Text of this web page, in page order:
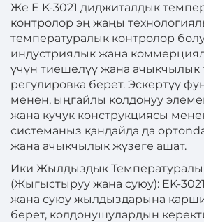
Же E K-3021 диджиталдык
контролор эң жаңы
температуралык контролор
индустриялык жана
үчүн тиешелүү жана ачыкчылык
регулировка берет. Эскертүү
менен, ыңгайлы колдонуу
жана кучук конструкциясы
системаныз қандайда да
жана ачыкчылык жүзеге ашат.
Ики Жылдыздык
(Жыгыстыруу жана суюу): EK-
жана суюу жылдыздарына
берет, колдонушулардын